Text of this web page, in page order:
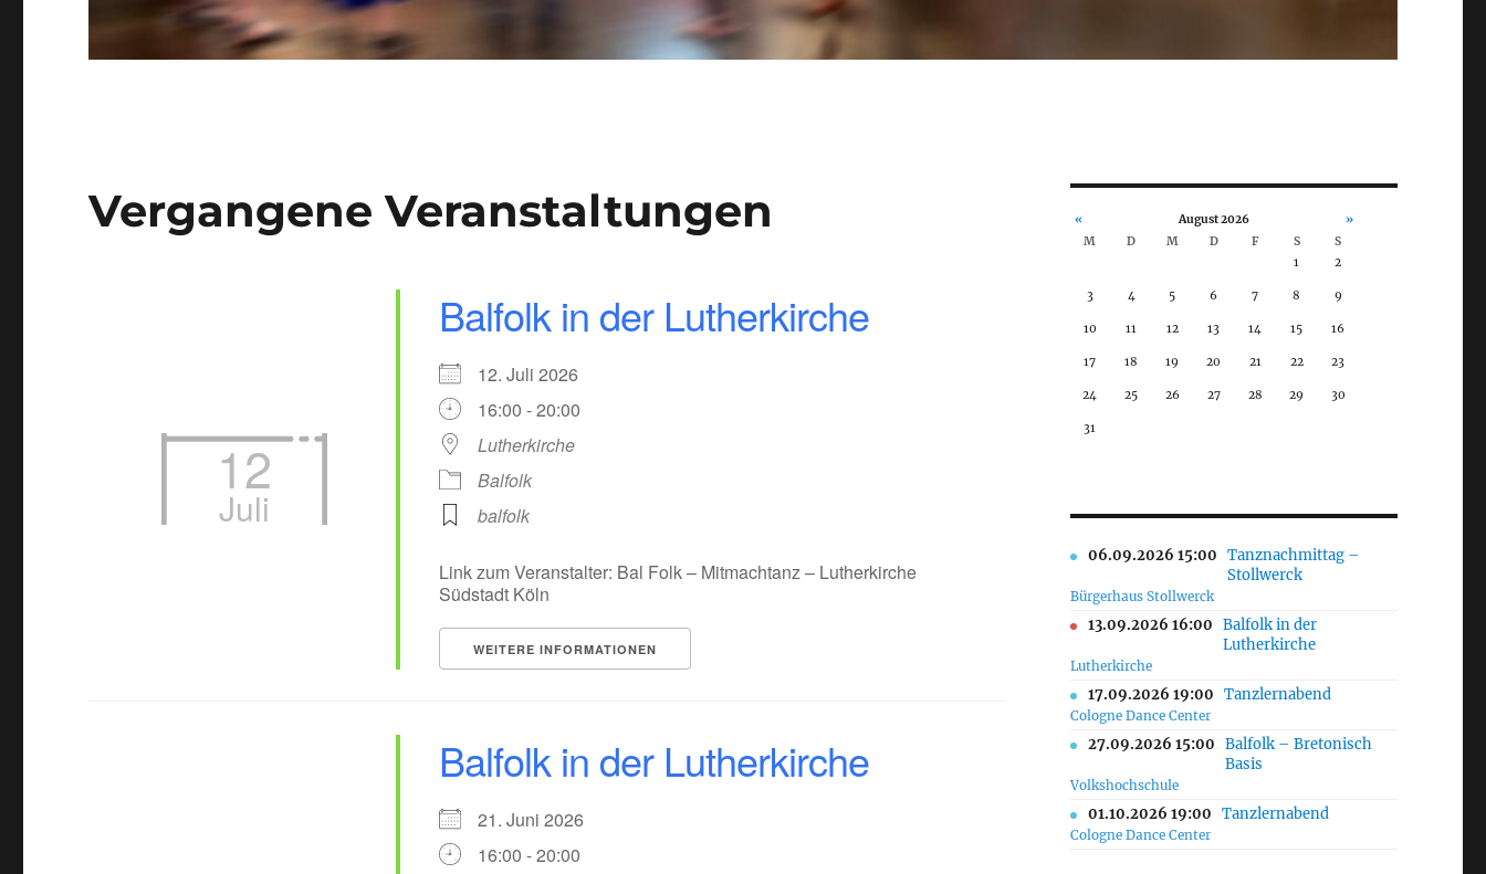
Vergangene Veranstaltungen
12
Juli
Balfolk in der Lutherkirche
12. Juli 2026
16:00 - 20:00
Lutherkirche
Balfolk
balfolk
Link zum Veranstalter: Bal Folk – Mitmachtanz – Lutherkirche
Südstadt Köln
WEITERE INFORMATIONEN
Balfolk in der Lutherkirche
21. Juni 2026
16:00 - 20:00
« August 2026
»
M
D M D F S
S
1
2
3 4 5 6 7 8 9
10 11 12 13 14 15 16
17 18 19 20 21 22 23
24 25 26 27 28 29 30
31
06.09.2026 15:00
Tanznachmittag –
Stollwerck
Bürgerhaus Stollwerck
13.09.2026 16:00
Balfolk in der
Lutherkirche
Lutherkirche
17.09.2026 19:00 Tanzlernabend
Cologne Dance Center
27.09.2026 15:00
Balfolk – Bretonisch
Basis
Volkshochschule
01.10.2026 19:00 Tanzlernabend
Cologne Dance Center